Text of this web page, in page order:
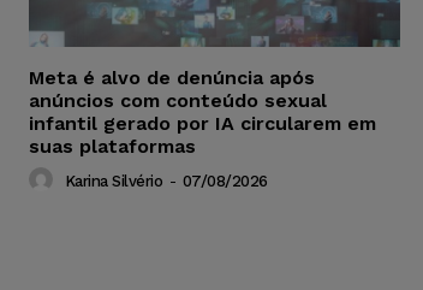
Meta é alvo de denúncia após
anúncios com conteúdo sexual
infantil gerado por IA circularem em
suas plataformas
Karina Silvério - 07/08/2026